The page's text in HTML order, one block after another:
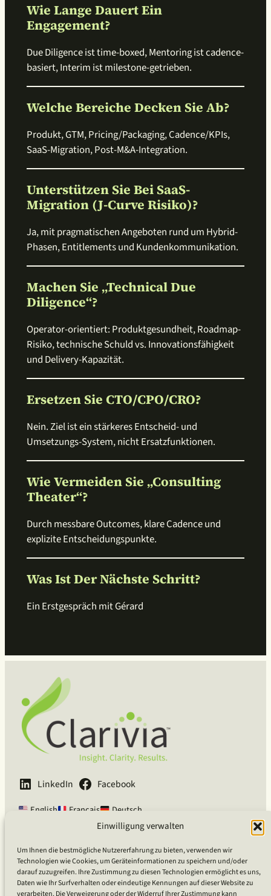
Einwilligung verwalten
Um Ihnen die bestmögliche Nutzererfahrung zu bieten, verwenden wir
Technologien wie Cookies, um Geräteinformationen zu speichern und/oder
darauf zuzugreifen. Ihre Zustimmung zu diesen Technologien ermöglicht es uns,
Daten wie Ihr Surfverhalten oder eindeutige Kennungen auf dieser Website zu
verarbeiten. Die Verweigerung oder der Widerruf Ihrer Zustimmung kann
Wie Lange Dauert Ein
Engagement?
Due Diligence ist time-boxed, Mentoring ist cadence-
basiert, Interim ist milestone-getrieben.
Welche Bereiche Decken Sie Ab?
Produkt, GTM, Pricing/Packaging, Cadence/KPIs,
SaaS-Migration, Post-M&A-Integration.
Unterstützen Sie Bei SaaS-
Migration (J-Curve Risiko)?
Ja, mit pragmatischen Angeboten rund um Hybrid-
Phasen, Entitlements und Kundenkommunikation.
Machen Sie „Technical Due
Diligence“?
Operator-orientiert: Produktgesundheit, Roadmap-
Risiko, technische Schuld vs. Innovationsfähigkeit
und Delivery-Kapazität.
Ersetzen Sie CTO/CPO/CRO?
Nein. Ziel ist ein stärkeres Entscheid- und
Umsetzungs-System, nicht Ersatzfunktionen.
Wie Vermeiden Sie „Consulting
Theater“?
Durch messbare Outcomes, klare Cadence und
explizite Entscheidungspunkte.
Was Ist Der Nächste Schritt?
Ein Erstgespräch mit Gérard
LinkedIn Facebook
English Français Deutsch
Vom Mut geführt, von Neugier getrieben, in Mitgefühl verankert.